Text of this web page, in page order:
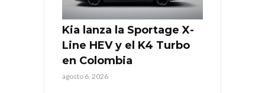
Kia lanza la Sportage X-
Line HEV y el K4 Turbo
en Colombia
agosto 6, 2026